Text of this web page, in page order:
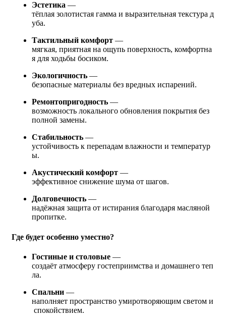
Эстетика —
тёплая золотистая гамма и выразительная текстура д
уба.
Тактильный комфорт —
мягкая, приятная на ощупь поверхность, комфортна
я для ходьбы босиком.
Экологичность —
безопасные материалы без вредных испарений.
Ремонтопригодность —
возможность локального обновления покрытия без
полной замены.
Стабильность —
устойчивость к перепадам влажности и температур
ы.
Акустический комфорт —
эффективное снижение шума от шагов.
Долговечность —
надёжная защита от истирания благодаря масляной
пропитке.
Где будет особенно уместно?
Гостиные и столовые —
создаёт атмосферу гостеприимства и домашнего теп
ла.
Спальни —
наполняет пространство умиротворяющим светом и
спокойствием.